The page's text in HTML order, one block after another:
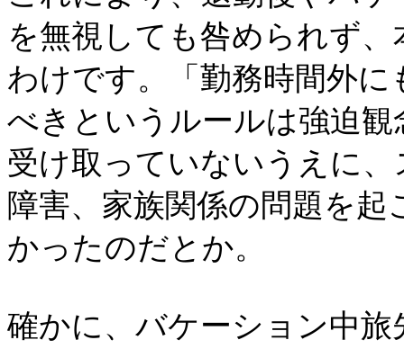
を無視しても咎められず
わけです。「勤務時間外
べきというルールは強迫
受け取っていないうえに
障害、家族関係の問題を
かったのだとか。
確かに、バケーション中